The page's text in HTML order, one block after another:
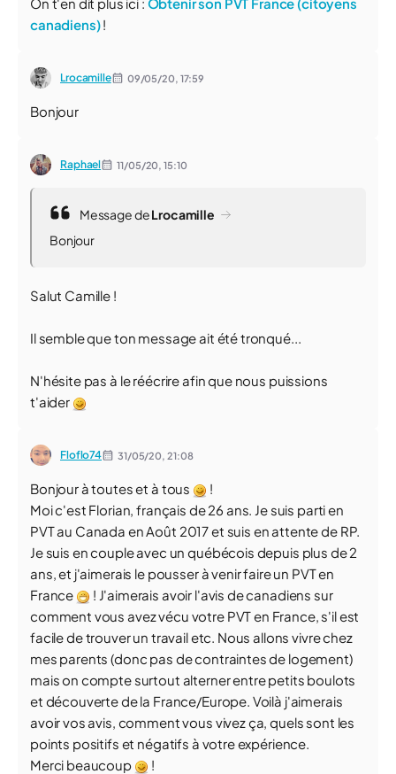
canadiens)!
Lrocamille 09/05/20, 17:59
Bonjour
Raphael 11/05/20,15:10
Message deLrocamille
Bonjour
Salut Camille !
Il semble que ton message ait été tronqué...
N'hésite pas à le réécrire afin que nous puissions
t'aider
Floflo74 31/05/20, 21:08
Bonjour à toutes et à tous
!
Moi c'est Florian, français de 26 ans. Je suis parti en
PVT au Canada en Août 2017 et suis en attente de RP.
Je suis en couple avec un québécois depuis plus de 2
ans, et j'aimerais le pousser à venir faire un PVT en
France
! J'aimerais avoir l'avis de canadiens sur
comment vous avez vécu votre PVT en France, s'il est
facile de trouver un travail etc. Nous allons vivre chez
mes parents (donc pas de contraintes de logement)
mais on compte surtout alterner entre petits boulots
et découverte de la France/Europe. Voilà j'aimerais
avoir vos avis, comment vous vivez ça, quels sont les
points positifs et négatifs à votre expérience.
Merci beaucoup
!